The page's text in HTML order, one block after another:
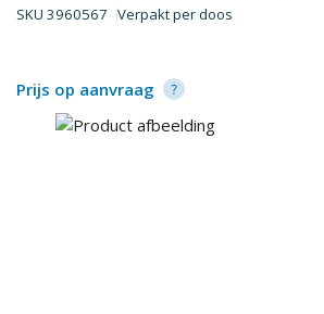
SKU 3960567 Verpakt perdoos
Prijs op aanvraag